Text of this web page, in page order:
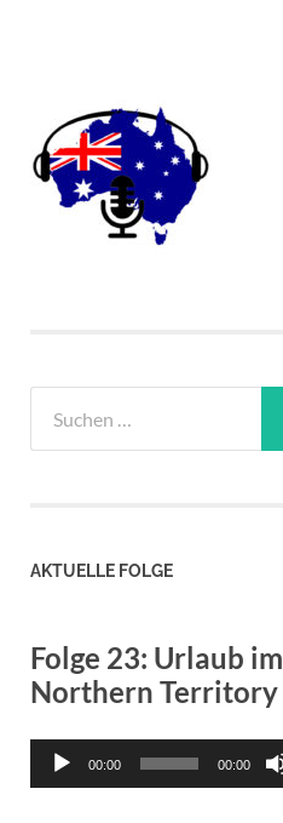
nach:
AKTUELLE FOLGE
Folge 23: Urlaub im
Northern Territory
Audio-
Player
00:00 00:00